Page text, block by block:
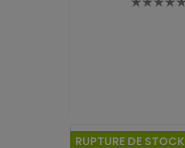
RUPTURE DE STOCK